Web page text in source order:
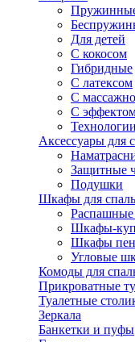
Для детей
C кокосом
Гибридные
С латексом
С
С
Аксессуары для
Защитные
Подушки
Шкафы для
Шкафы-
Шкафы
Угловые
Комоды для
Прикроватные
Туалетные
Зеркала
Банкетки и пуфы